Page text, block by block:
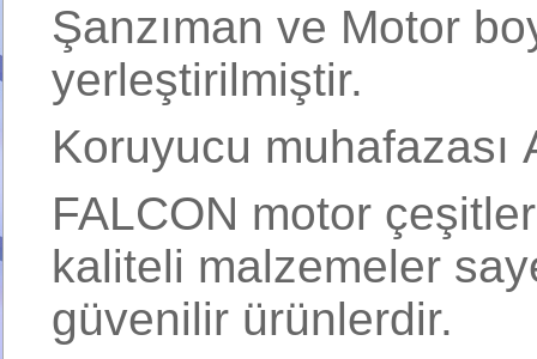
Şanzıman ve Motor
yerleştirilmiştir.
Koruyucu muhafazası
FALCON motor
kaliteli malzemeler
güvenilir ürünlerdir.